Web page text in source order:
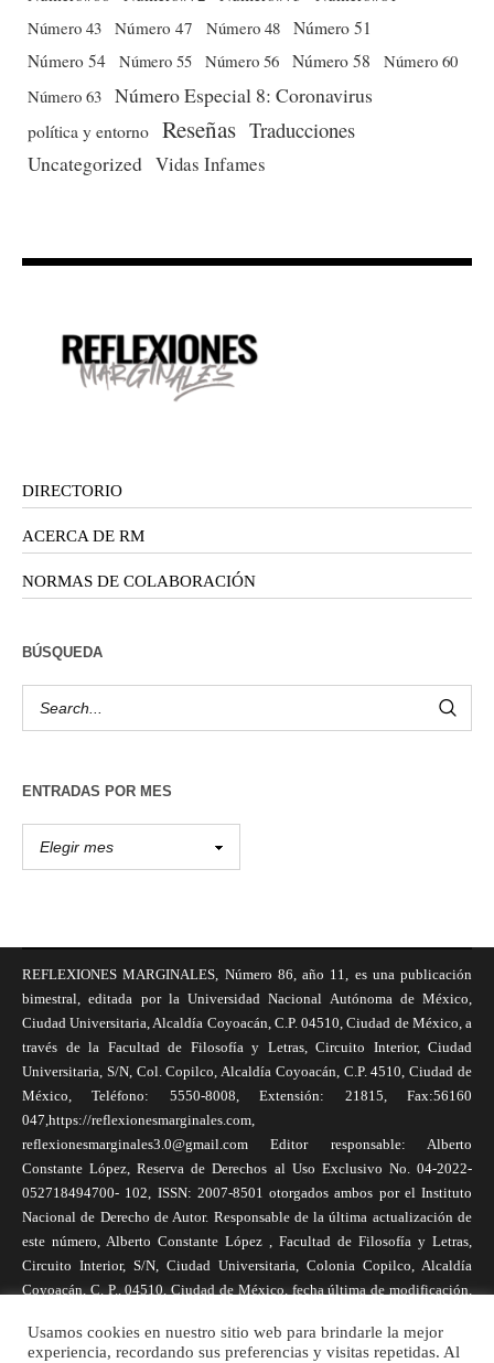
Número 43 Número 47 Número 48 Número 51
Número 54 Número 55 Número 56 Número 58
Número 60
Número 63 Número Especial 8: Coronavirus
política y entorno Reseñas Traducciones
Uncategorized Vidas Infames
DIRECTORIO
ACERCA DE RM
NORMAS DE COLABORACIÓN
BÚSQUEDA
ENTRADAS POR MES
REFLEXIONES MARGINALES, Número 86, año 11, es una publicación
bimestral, editada por la Universidad Nacional Autónoma de México,
Ciudad Universitaria, Alcaldía Coyoacán, C.P. 04510, Ciudad de México, a
través de la Facultad de Filosofía y Letras, Circuito Interior, Ciudad
Universitaria, S/N, Col. Copilco, Alcaldía Coyoacán, C.P. 4510, Ciudad de
México, Teléfono: 5550-8008, Extensión: 21815, Fax:56160
047,https://reflexionesmarginales.com,
reflexionesmarginales3.0@gmail.com Editor responsable: Alberto
Constante López, Reserva de Derechos al Uso Exclusivo No. 04-2022-
052718494700- 102, ISSN: 2007-8501 otorgados ambos por el Instituto
Nacional de Derecho de Autor. Responsable de la última actualización de
este número, Alberto Constante López , Facultad de Filosofía y Letras,
Circuito Interior, S/N, Ciudad Universitaria, Colonia Copilco, Alcaldía
Coyoacán, C. P., 04510, Ciudad de México, fecha última de modificación,
necesariamente reflejan la postura de la revista, ni de Universidad Nacional
Usamos cookies en nuestro sitio web para brindarle la mejor
experiencia, recordando sus preferencias y visitas repetidas. Al